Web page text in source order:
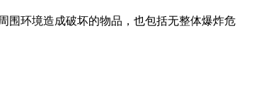
围环境造成破坏的物品，也包括无整体爆炸危